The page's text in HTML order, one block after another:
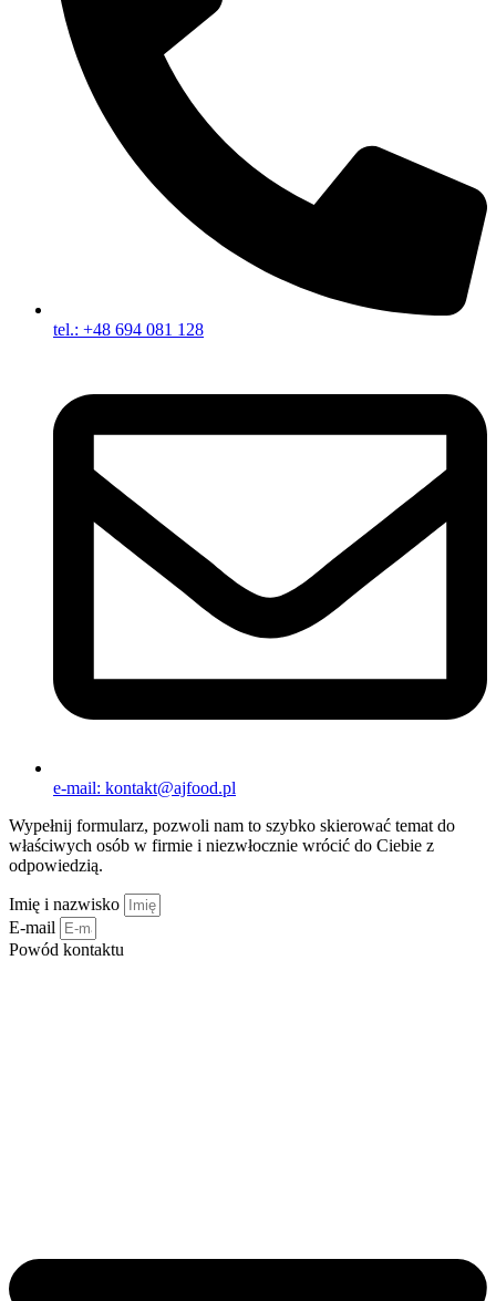
tel.: +48 694 081 128
e-mail: kontakt@ajfood.pl
Wypełnij formularz, pozwoli nam to szybko skierować temat do
właściwych osób w firmie i niezwłocznie wrócić do Ciebie z
odpowiedzią.
Imię i nazwisko
E-mail
Powód kontaktu